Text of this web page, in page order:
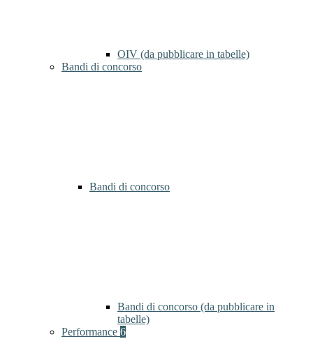
OIV (da pubblicare in tabelle)
Bandi di concorso
Bandi di concorso
Bandi di concorso (da pubblicare in
tabelle)
Performance 6